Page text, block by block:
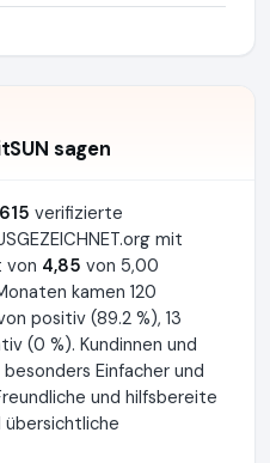
sagen
verifizierte
mit
von 4,85 von 5,00
kamen 120
positiv (89.2 %), 13
(0 %). Kundinnen und
Einfacher und
und hilfsbereite